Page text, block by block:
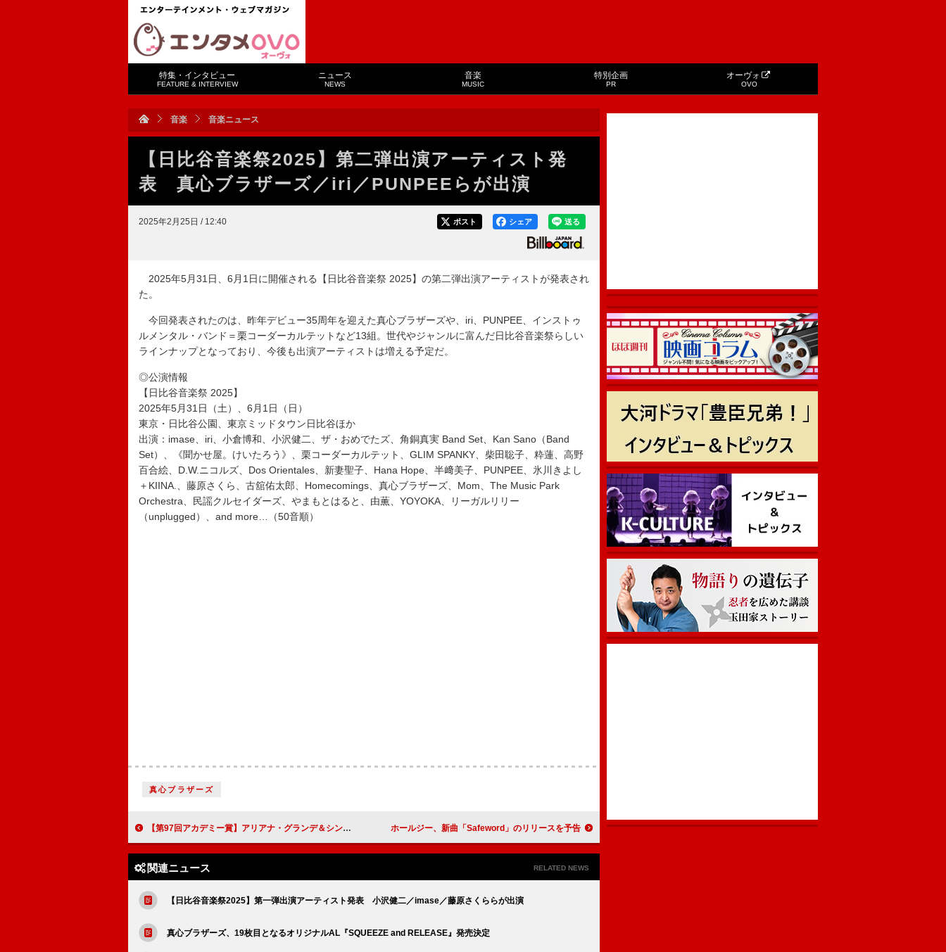
特集・インタビュー
FEATURE & INTERVIEW
ニュース
NEWS
音楽
MUSIC
特別企画
PR
オーヴォ
OVO
音楽 音楽ニュース
【日比谷音楽祭2025】第二弾出演アーティスト発
表 真心ブラザーズ／iri／PUNPEEらが出演
2025年2月25日 / 12:40 送る
シェア
ポスト
2025年5月31日、6月1日に開催される【日比谷音楽祭 2025】の第二弾出演アーティストが発表され
た。
今回発表されたのは、昨年デビュー35周年を迎えた真心ブラザーズや、iri、PUNPEE、インストゥ
ルメンタル・バンド＝栗コーダーカルテットなど13組。世代やジャンルに富んだ日比谷音楽祭らしい
ラインナップとなっており、今後も出演アーティストは増える予定だ。
◎公演情報
【日比谷音楽祭 2025】
2025年5月31日（土）、6月1日（日）
東京・日比谷公園、東京ミッドタウン日比谷ほか
出演：imase、iri、小倉博和、小沢健二、ザ・おめでたズ、角銅真実 Band Set、Kan Sano（Band
Set）、《聞かせ屋。けいたろう》、栗コーダーカルテット、GLIM SPANKY、柴田聡子、粋蓮、高野
百合絵、D.W.ニコルズ、Dos Orientales、新妻聖子、Hana Hope、半﨑美子、PUNPEE、氷川きよし
＋KIINA.、藤原さくら、古舘佑太郎、Homecomings、真心ブラザーズ、Mom、The Music Park
Orchestra、民謡クルセイダーズ、やまもとはると、由薫、YOYOKA、リーガルリリー
（unplugged）、and more…（50音順）
真心ブラザーズ
【第97回アカデミー賞】アリアナ・グランデ＆シンシア・エリヴォ／リサらのパフォーマンスが決定 ホールジー、新曲「Safeword」のリリースを予告
関連ニュース RELATED NEWS
【日比谷音楽祭2025】第一弾出演アーティスト発表 小沢健二／imase／藤原さくららが出演
真心ブラザーズ、19枚目となるオリジナルAL『SQUEEZE and RELEASE』発売決定